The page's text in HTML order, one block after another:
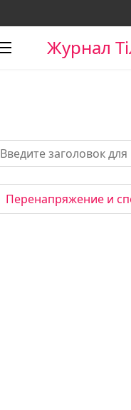
Журнал
Введите заголовок для
Перенапряжение и